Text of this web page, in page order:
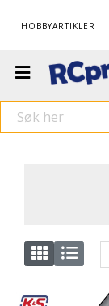
HOBBYARTIKLER